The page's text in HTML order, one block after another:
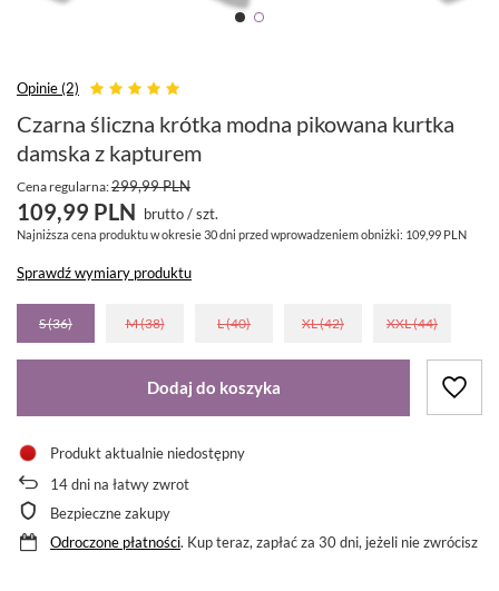
Opinie (2)
Czarna śliczna krótka modna pikowana kurtka
damska z kapturem
Cena regularna:299,99 PLN
109,99 PLN brutto/szt.
Najniższa cena produktu w okresie 30 dni przed wprowadzeniem obniżki: 109,99 PLN
Sprawdź wymiary produktu
S (36) M (38) L (40) XL (42) XXL (44)
Dodaj do koszyka
Produkt aktualnie niedostępny
14dni na łatwy zwrot
Bezpieczne zakupy
Odroczone płatności. Kup teraz, zapłać za 30 dni, jeżeli nie zwrócisz